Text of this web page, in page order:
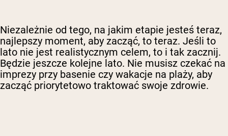
Niezależnie od tego, na jakim etapie jesteś teraz,
najlepszy moment, aby zacząć, to teraz. Jeśli to
lato nie jest realistycznym celem, to i tak zacznij.
Będzie jeszcze kolejne lato. Nie musisz czekać na
imprezy przy basenie czy wakacje na plaży, aby
zacząć priorytetowo traktować swoje zdrowie.